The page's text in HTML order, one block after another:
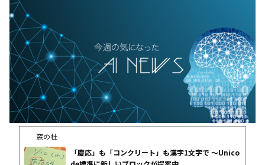
窓の杜
「慶応」も「コンクリート」も漢字1文字で ～Unico